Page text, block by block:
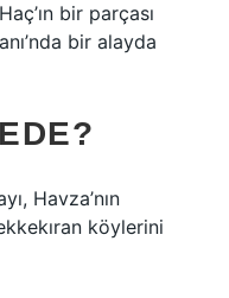
bir parçası
bir alayda
Havza’nın
köylerini